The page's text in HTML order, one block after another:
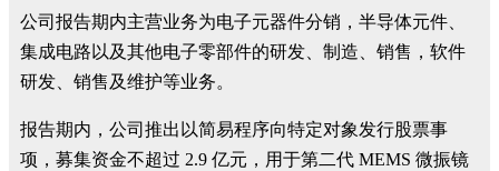
公司报告期内主营业务为电子元器件分销，半导体元件、
集成电路以及其他电子零部件的研发、制造、销售，软件
研发、销售及维护等业务。
报告期内，公司推出以简易程序向特定对象发行股票事
项，募集资金不超过 2.9 亿元，用于第二代 MEMS 微振镜